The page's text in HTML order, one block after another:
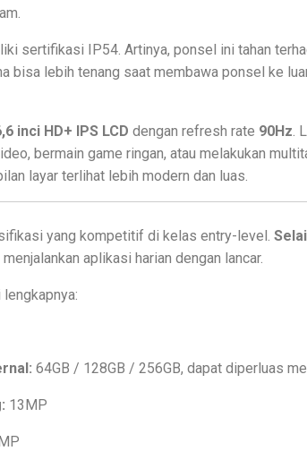
sertifikasi IP54. Artinya, ponsel ini tahan
bisa lebih tenang saat membawa ponsel ke
inci HD+ IPS LCD dengan refresh rate 90Hz .
bermain game ringan, atau melakukan
layar terlihat lebih modern dan luas.
yang kompetitif di kelas entry-level.
aplikasi harian dengan lancar.
64GB / 128GB / 256GB, dapat diperluas
13MP